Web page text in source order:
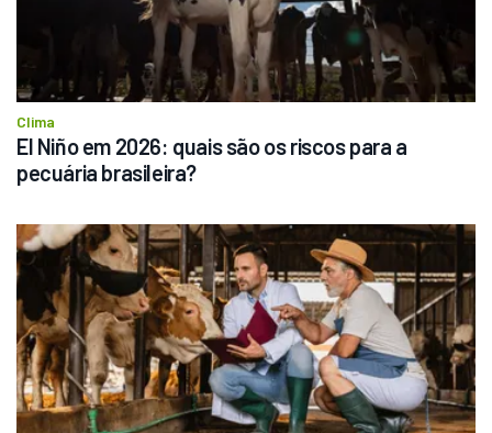
Clima
El Niño em 2026: quais são os riscos para a
pecuária brasileira?